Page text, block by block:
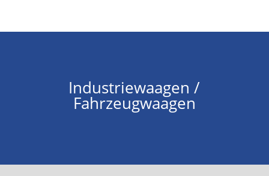
Industriewaagen /
Fahrzeugwaagen